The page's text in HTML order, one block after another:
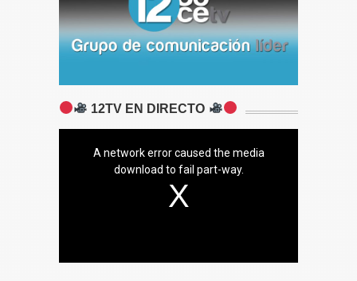
12TV EN DIRECTO
A network error caused the media
download to fail part-way.